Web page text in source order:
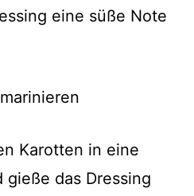
eine süße Note
Karotten in eine
gieße das Dressing